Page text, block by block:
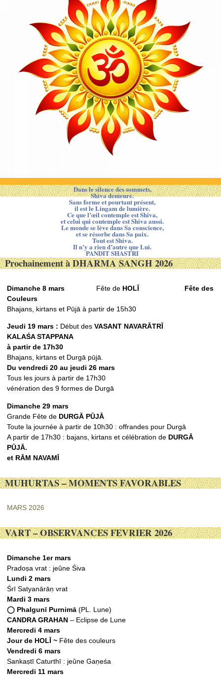
Dans le silence des sommets,
Shiva demeure.
Sans forme et pourtant présent,
il est le Lingam de lumière.
Ce que l’œil contemple est Shiva,
et celui qui contemple est Shiva aussi.
Le monde se lève dans Sa conscience,
et se résorbe dans Sa paix.
Tout est Shiva.
Il n’y a rien d’autre que Lui.
PANDIT SHASTRI
Prochainement à DHARMA SANGH 2026
Dimanche 8 mars Fête de HOLĪ Fête des
Couleurs
Bhajans, kirtans et Pūjā à partir de 15h30
Jeudi 19 mars : Début desVASANT NAVARᾹTRĪ
KALAŚA STAPPANA
à partir de 17h30
Bhajans, kirtans et Durgā pūjā.
Du vendredi 20 au jeudi 26 mars
Tous les jours à partir de 17h30
vénération des 9 formes de Durgā
Dimanche 29 mars
Grande Fête de DURGᾹ PŪJᾹ
Toute la journée à partir de 10h30 : offrandes pour Durgā
A partir de 17h30 : bajans, kirtans et célébration de DURGᾹ
PŪJᾹ.
et RᾹM NAVAMĪ
MUHURTAS – MOMENTS FAVORABLES
MARS 2026
VART – OBSERVANCES FEVRIER 2026
Dimanche 1er mars
Pradoṣa vrat : jeûne Śiva
Lundi 2 mars
Śrī Satyanārāṇ vrat
Mardi 3 mars
◯ Phalgunī Purnimā(PL. Lune)
CANDRA GRAHAN – Eclipse de Lune
Mercredi 4 mars
Jour de HOLĪ ~ Fête des couleurs
Vendredi 6 mars
Sankaṣtī Caturthī : jeûne Gaṇeśa
Mercredi 11 mars